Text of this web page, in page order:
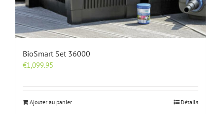
BioSmart Set 36000
€1,099.95
Ajouter au panier Détails